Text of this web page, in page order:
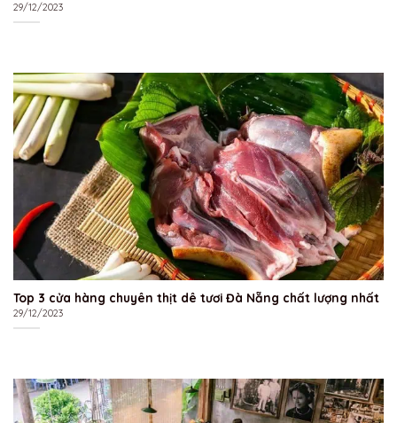
29/12/2023
Top 3 cửa hàng chuyên thịt dê tươi Đà Nẵng chất lượng nhất
29/12/2023